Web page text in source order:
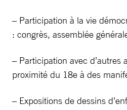
– Participation à la vie
: congrès, assemblée
– Participation avec d’autres
proximité du 18e à des
– Expositions de dessins